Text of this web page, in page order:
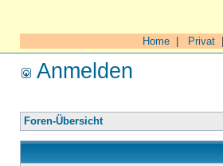
Home Privat
Anmelden
Foren-Übersicht